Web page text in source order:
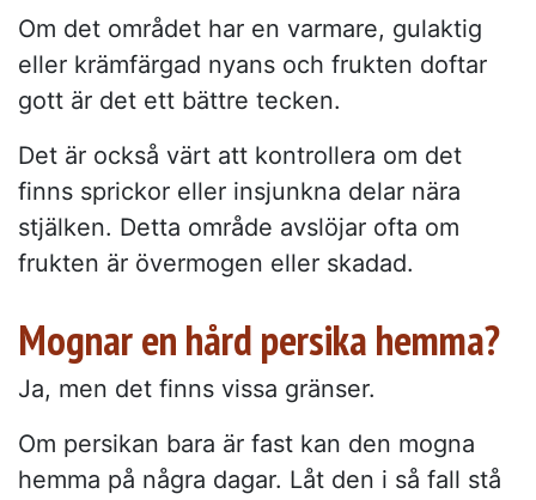
Om det området har en varmare, gulaktig
eller krämfärgad nyans och frukten doftar
gott är det ett bättre tecken.
Det är också värt att kontrollera om det
finns sprickor eller insjunkna delar nära
stjälken. Detta område avslöjar ofta om
frukten är övermogen eller skadad.
Mognar en hård persika hemma?
Ja, men det finns vissa gränser.
Om persikan bara är fast kan den mogna
hemma på några dagar. Låt den i så fall stå